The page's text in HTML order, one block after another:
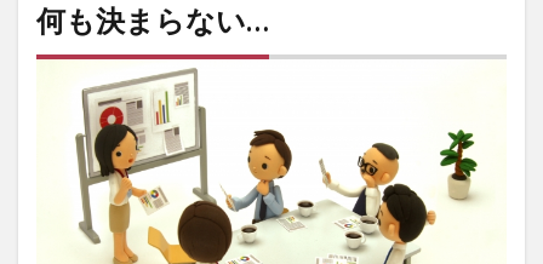
何も決まらない…